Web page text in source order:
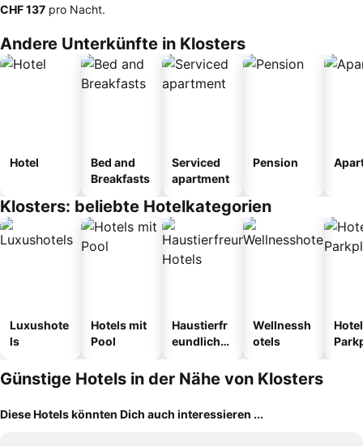
‎CHF 137 pro Nacht.
Andere Unterkünfte in Klosters
Hotel
Bed and
Breakfasts
Serviced
apartment
Pension
Klosters: beliebte Hotelkategorien
Luxushote
ls
Hotels mit
Pool
Haustierfr
eundliche
Wellnessh
otels
Günstige Hotels in der Nähe von Klosters
Diese Hotels könnten Dich auch interessieren ...